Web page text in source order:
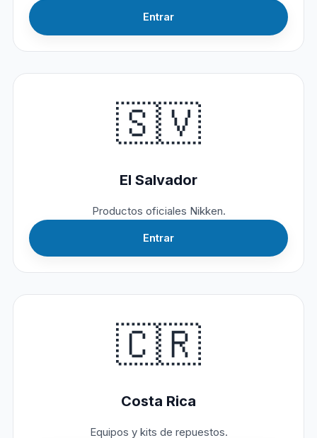
Entrar
🇸🇻
El Salvador
Productos oficiales Nikken.
Entrar
🇨🇷
Costa Rica
Equipos y kits de repuestos.